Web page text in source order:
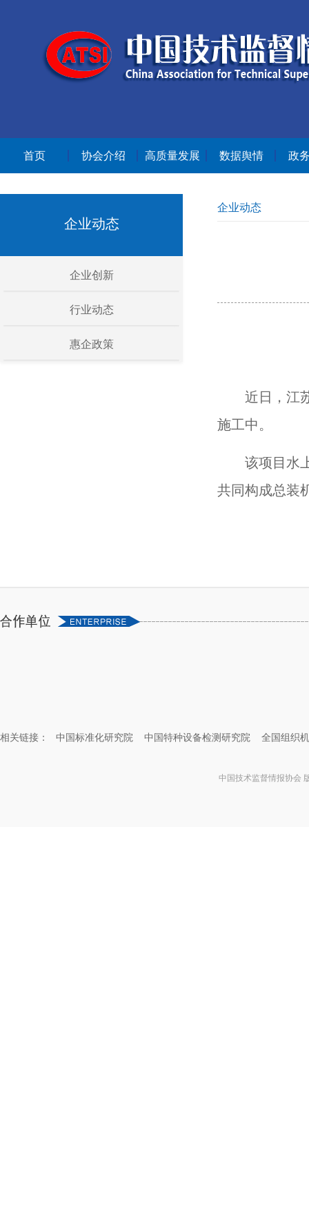
首页 协会介绍 高质量发展 数据舆情 政
企业动态
企业创新
行业动态
惠企政策
企业动态
近日，江
施工中。
该项目水
共同构成总装
相关链接： 中国标准化研究院 中国特种设备检测研究院 全国组织
中国技术监督情报协会